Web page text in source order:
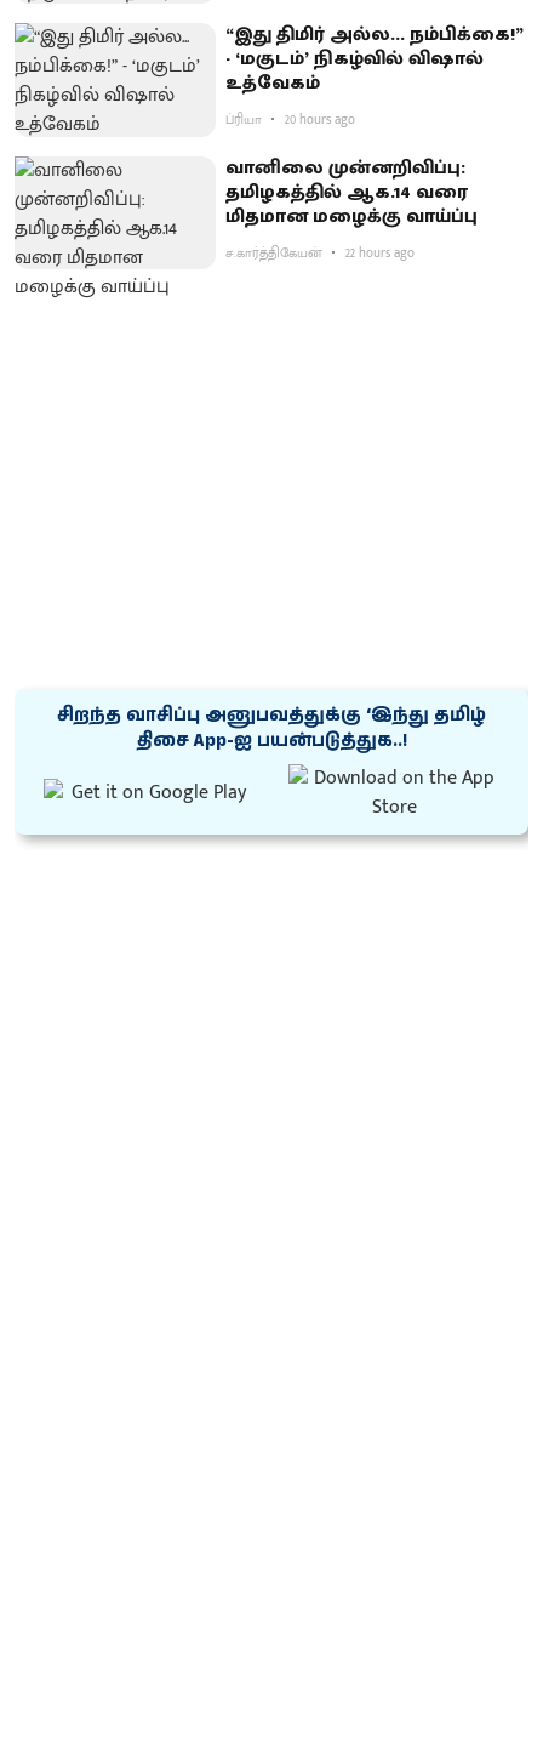
“இது திமிர் அல்ல... நம்பிக்கை!”
- ‘மகுடம்’ நிகழ்வில் விஷால்
உத்வேகம்
ப்ரியா 20 hours ago
வானிலை முன்னறிவிப்பு:
தமிழகத்தில் ஆக.14 வரை
மிதமான மழைக்கு வாய்ப்பு
ச.கார்த்திகேயன் 22 hours ago
சிறந்த வாசிப்பு அனுபவத்துக்கு ‘இந்து தமிழ்
திசை App-ஐ பயன்படுத்துக..!